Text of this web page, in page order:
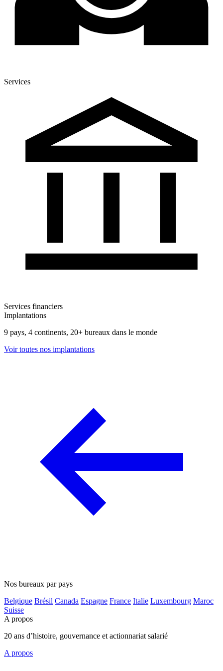
Services
Services financiers
Implantations
9 pays, 4 continents, 20+ bureaux dans le monde
Voir toutes nos implantations
Nos bureaux par pays
Belgique Brésil Canada Espagne France Italie Luxembourg Maroc
Suisse
A propos
20 ans d’histoire, gouvernance et actionnariat salarié
A propos